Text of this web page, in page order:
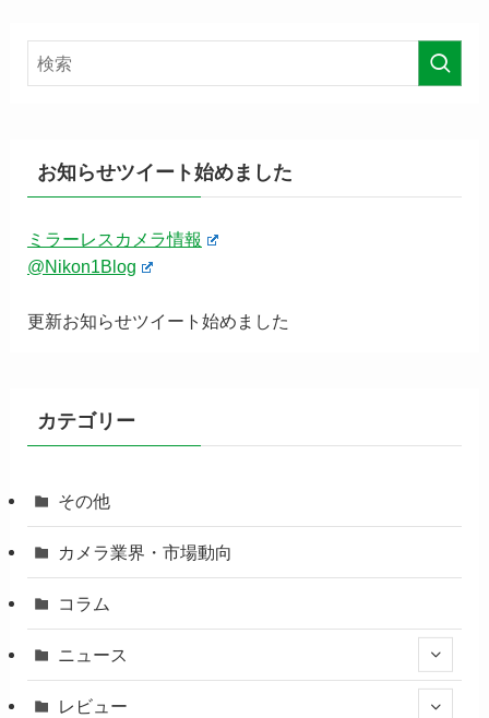
お知らせツイート始めました
ミラーレスカメラ情報
@Nikon1Blog
更新お知らせツイート始めました
カテゴリー
その他
カメラ業界・市場動向
コラム
ニュース
レビュー